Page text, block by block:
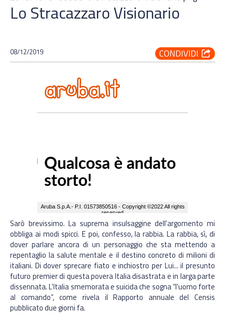
Lo Stracazzaro Visionario
08/12/2019
Sarò brevissimo. La suprema insulsaggine dell'argomento mi
obbliga ai modi spicci. E poi, confesso, la rabbia. La rabbia, sì, di
dover parlare ancora di un personaggio che sta mettendo a
repentaglio la salute mentale e il destino concreto di milioni di
italiani. Di dover sprecare fiato e inchiostro per Lui... il presunto
futuro premier di questa povera Italia disastrata e in larga parte
dissennata. L'Italia smemorata e suicida che sogna “l'uomo forte
al comando”, come rivela il Rapporto annuale del Censis
pubblicato due giorni fa.